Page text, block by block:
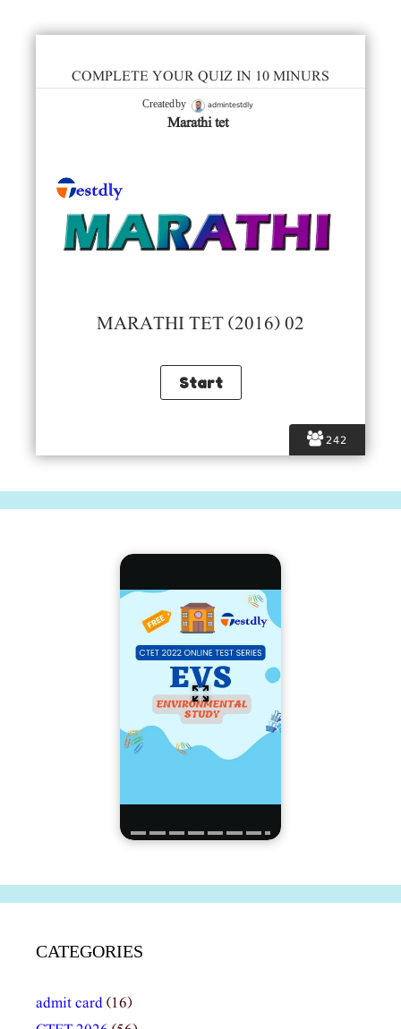
242
COMPLETE YOUR QUIZ IN 10 MINURS
Created by admintestdly
Marathi tet
MARATHI TET (2016) 02
CATEGORIES
admit card(16)